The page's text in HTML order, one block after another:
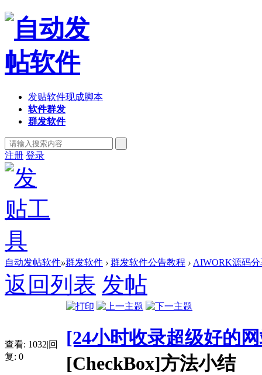
发贴软件现成脚本
软件群发
群发软件
注册 登录
自动发帖软件»群发软件 › 群发软件公告教程 › AIWORK源码分
返回列表 发帖
查看: 1032|回
复: 0
[24小时收录超级好的
[CheckBox]方法小结